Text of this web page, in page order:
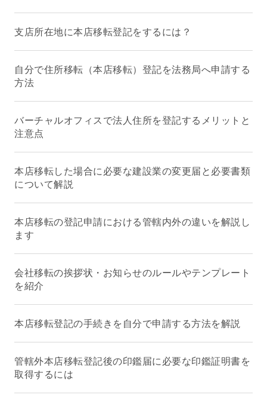
支店所在地に本店移転登記をするには？
自分で住所移転（本店移転）登記を法務局へ申請する
方法
バーチャルオフィスで法人住所を登記するメリットと
注意点
本店移転した場合に必要な建設業の変更届と必要書類
について解説
本店移転の登記申請における管轄内外の違いを解説し
ます
会社移転の挨拶状・お知らせのルールやテンプレート
を紹介
本店移転登記の手続きを自分で申請する方法を解説
管轄外本店移転登記後の印鑑届に必要な印鑑証明書を
取得するには